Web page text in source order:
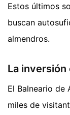
Estos últimos
buscan
almendros.
La
El Balneario de
miles de